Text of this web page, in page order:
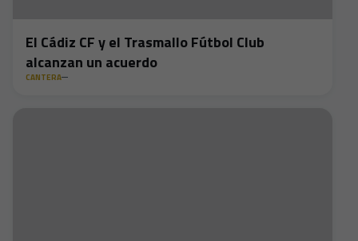
El Cádiz CF y el Trasmallo Fútbol Club
alcanzan un acuerdo
CANTERA